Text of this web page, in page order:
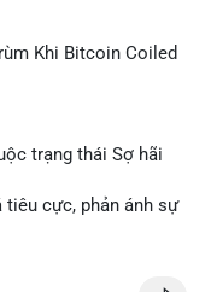
#brokerdealer
Khi Bitcoin Coiled
trạng thái Sợ hãi
tiêu cực, phản ánh sự